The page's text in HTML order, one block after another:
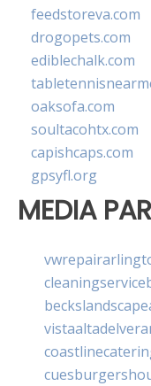
feedstoreva.com
drogopets.com
ediblechalk.com
oaksofa.com
soultacohtx.com
capishcaps.com
gpsyfl.org
MEDIA